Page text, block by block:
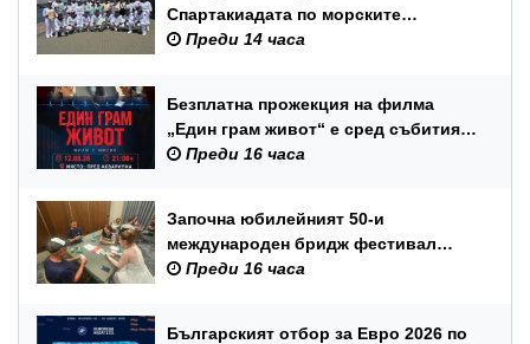
Спартакиадата по морските
спортове на Военноморските сили
Преди 14 часа
Безплатна прожекция на филма
„Един грам живот“ е сред събитията
за Международния ден на младежта
Преди 16 часа
Започна юбилейният 50-и
международен бридж фестивал
„Варна“
Преди 16 часа
Българският отбор за Евро 2026 по